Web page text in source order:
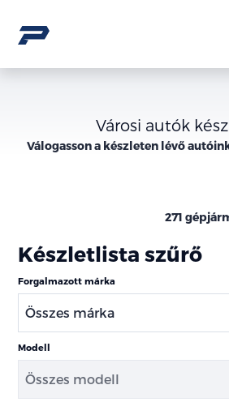
Városi autók
Válogasson a készleten lévő
271
Készletlista szűrő
Forgalmazott márka
Modell